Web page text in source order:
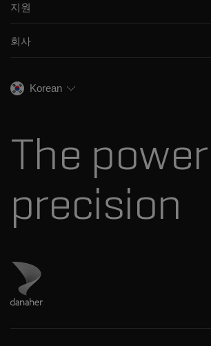
통합 솔루션
스펙트럼 라이브러리
임상
식음료
생명과학 연구
지원
교육
채용
혁신자문위원회
회사
SCIEX 스토리
다나허 소개
Korean
The
precision
Danaher 사이트 방문